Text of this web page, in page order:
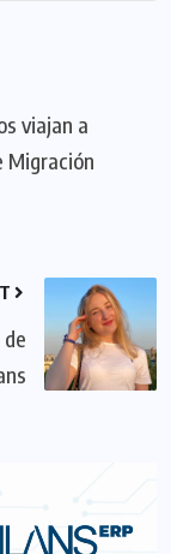
viajan a
Migración